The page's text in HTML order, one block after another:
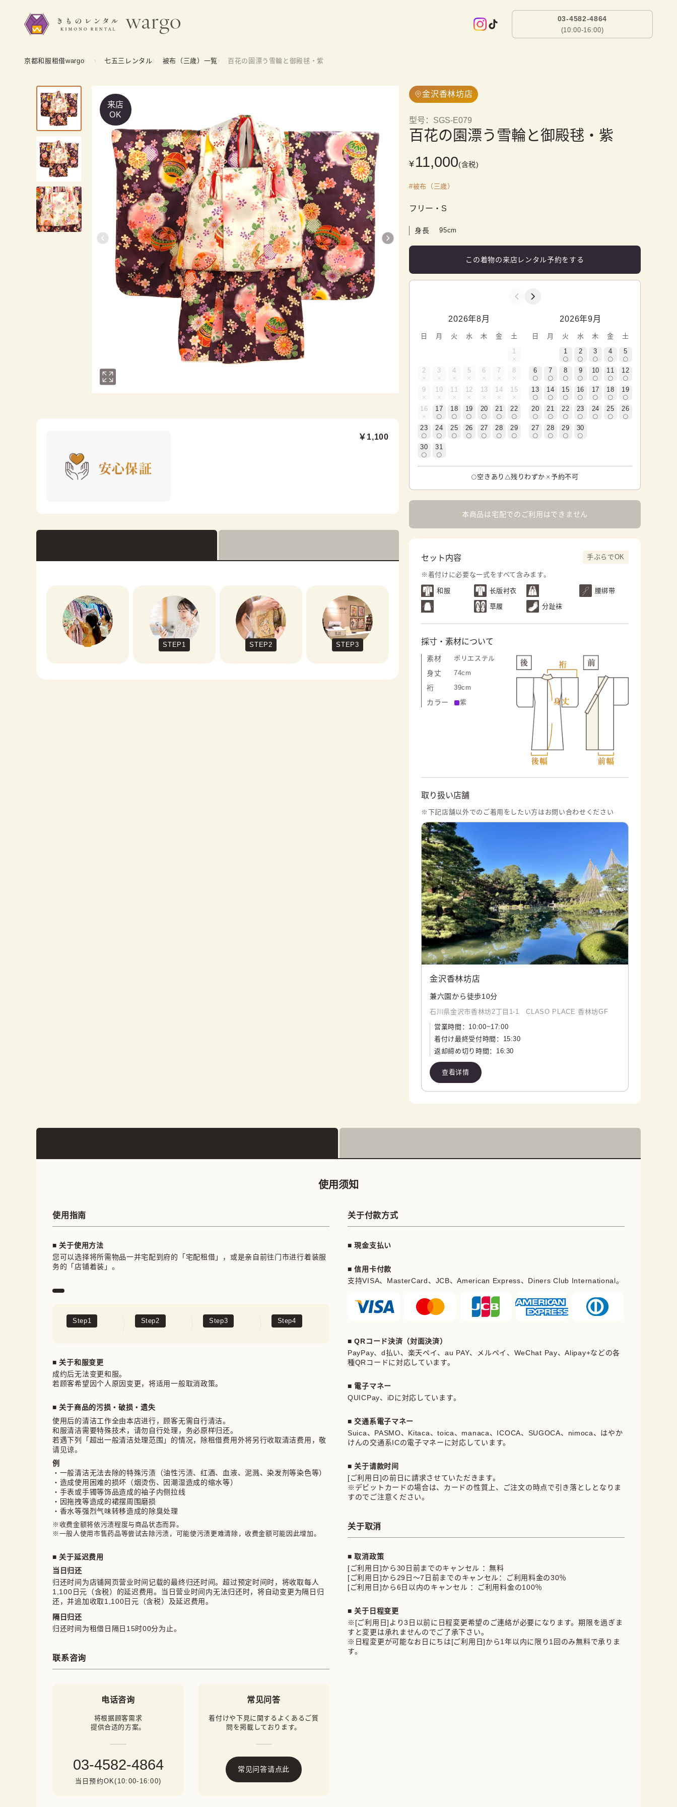
03-4582-4864
(10:00-16:00)
京都和服租借wargo 七五三レンタル 被布（三歳）一覧 百花の園漂う雪輪と御殿毬・紫
来店
OK
￥1,100
STEP1 STEP2 STEP3
金沢香林坊店
型号 ： SGS-E079
百花の園漂う雪輪と御殿毬・紫
¥ 11,000(含税)
#被布（三歳）
フリー・S
身長 95cm
この着物の来店レンタル予約をする
2026年8月
日 月 火 水 木 金
土
1
2 3 4 5 6 7 8
9 10 11 12 13 14 15
16 17 18 19 20 21 22
23 24 25 26 27 28 29
30 31
2026年9月
日 月 火 水 木 金
土
1
2 3 4 5
6 7 8 9 10 11 12
13 14 15 16 17 18 19
20 21 22 23 24 25 26
27 28 29 30
空きあり 残りわずか 予約不可
本商品は宅配でのご利用はできません
セット内容 手ぶらでOK
※着付けに必要な一式をすべて含みます。
和服 长版衬衣 腰绑带
草履 分趾袜
採寸・素材について
素材 ポリエステル
身丈 74cm
裄 39cm
カラー 紫
取り扱い店舗
※下記店舗以外でのご着用をしたい方はお問い合わせください
金沢香林坊店
兼六園から徒歩10分
石川県金沢市香林坊2丁目1-1 CLASO PLACE 香林坊GF
営業時間： 10:00~17:00
着付け最終受付時間： 15:30
返却締め切り時間： 16:30
查看详情
使用须知
使用指南
■ 关于使用方法
您可以选择将所需物品一并宅配到府的「宅配租借」，或是亲自前往门市进行着装服
务的「店铺着装」。
Step1 Step2 Step3 Step4
■ 关于和服变更
成约后无法变更和服。
若顾客希望因个人原因变更，将适用一般取消政策。
■ 关于商品的污损・破损・遗失
使用后的清洁工作全由本店进行，顾客无需自行清洁。
和服清洁需要特殊技术，请勿自行处理，务必原样归还。
若遇下列「超出一般清洁处理范围」的情况，除租借费用外将另行收取清洁费用，敬
请见谅。
例
・一般清洁无法去除的特殊污渍（油性污渍、红酒、血液、泥溅、染发剂等染色等）
・造成使用困难的损坏（烟烫伤、因潮湿造成的缩水等）
・手表或手镯等饰品造成的袖子内侧拉线
・因拖拽等造成的裙摆周围磨损
・香水等强烈气味转移造成的除臭处理
※收费金额将依污渍程度与商品状态而异。
※一般人使用市售药品等尝试去除污渍，可能使污渍更难清除，收费金额可能因此增加。
■ 关于延迟费用
当日归还
归还时间为店铺网页营业时间记载的最终归还时间。超过预定时间时，将收取每人
1,100日元（含税）的延迟费用。当日营业时间内无法归还时，将自动变更为隔日归
还，并追加收取1,100日元（含税）及延迟费用。
隔日归还
归还时间为租借日隔日15时00分为止。
联系咨询
电话咨询
将根据顾客需求
提供合适的方案。
03-4582-4864
当日预约OK(10:00-16:00)
常见问答
着付けや下見に関するよくあるご質
問を掲載しております。
常见问答请点此
关于付款方式
■ 現金支払い
■ 信用卡付款
支持VISA、MasterCard、JCB、American Express、Diners Club International。
■ QRコード決済（対面決済）
PayPay、d払い、楽天ペイ、au PAY、メルペイ、WeChat Pay、Alipay+などの各
種QRコードに対応しています。
■ 電子マネー
QUICPay、iDに対応しています。
■ 交通系電子マネー
Suica、PASMO、Kitaca、toica、manaca、ICOCA、SUGOCA、nimoca、はやか
けんの交通系ICの電子マネーに対応しています。
■ 关于请款时间
[ご利用日]の前日に請求させていただきます。
※デビットカードの場合は、カードの性質上、ご注文の時点で引き落としとなりま
すのでご注意ください。
关于取消
■ 取消政策
[ご利用日]から30日前までのキャンセル ：無料
[ご利用日]から29日～7日前までのキャンセル：ご利用料金の30％
[ご利用日]から6日以内のキャンセル ：ご利用料金の100％
■ 关于日程变更
※[ご利用日]より3日以前に日程変更希望のご連絡が必要になります。期限を過ぎま
すと変更は承れませんのでご了承下さい。
※日程変更が可能なお日にちは[ご利用日]から1年以内に限り1回のみ無料で承りま
す。